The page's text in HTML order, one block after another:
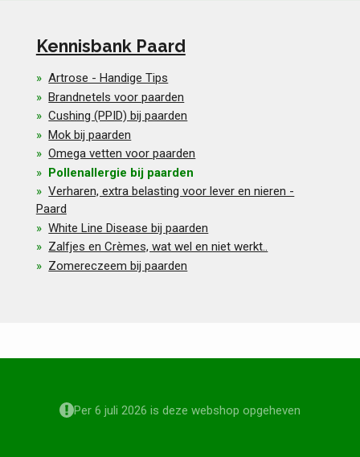
Kennisbank Paard
Artrose - Handige Tips
Brandnetels voor paarden
Cushing (PPID) bij paarden
Mok bij paarden
Omega vetten voor paarden
Pollenallergie bij paarden
Verharen, extra belasting voor lever en nieren -
Paard
White Line Disease bij paarden
Zalfjes en Crèmes, wat wel en niet werkt..
Zomereczeem bij paarden
Per 6 juli 2026 is deze webshop opgeheven